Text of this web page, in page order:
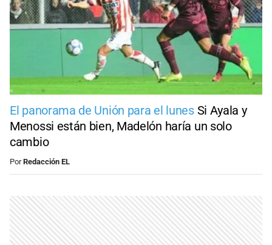
El panorama de Unión para el lunes Si Ayala y
Menossi están bien, Madelón haría un solo
cambio
PorRedacción EL